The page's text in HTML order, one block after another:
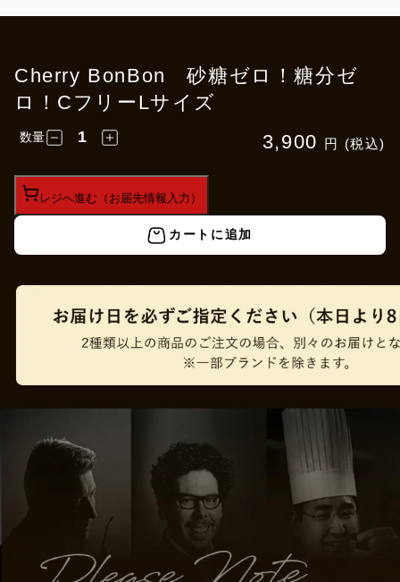
Cherry BonBon 砂糖ゼロ！糖分ゼ
ロ！CフリーLサイズ
3,900 円 (税込)
数量
レジへ進む（お届先情報入力）
カートに追加